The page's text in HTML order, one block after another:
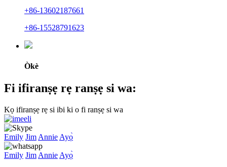
+86-13602187661
+86-15528791623
Òkè
Fi ifiranṣẹ rẹ ranṣẹ si wa:
Kọ ifiranṣẹ rẹ si ibi ki o fi ranṣẹ si wa
Emily Jim Annie Ayọ̀
Emily Jim Annie Ayọ̀